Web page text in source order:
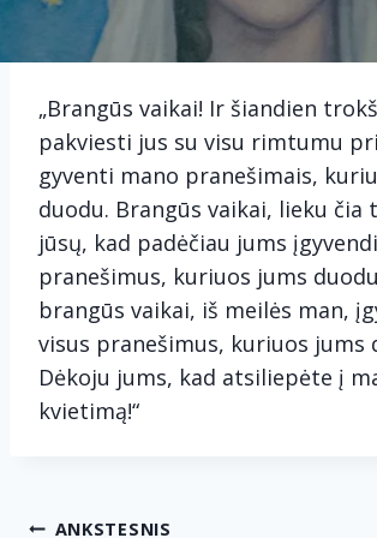
„Brangūs vaikai! Ir šiandien
pakviesti jus su visu rimtumu
gyventi mano pranešimais,
duodu. Brangūs vaikai, lieku čia
jūsų, kad padėčiau jums
pranešimus, kuriuos jums
brangūs vaikai, iš meilės man,
visus pranešimus, kuriuos jums
Dėkoju jums, kad atsiliepėte į
kvietimą!“
ANKSTESNIS